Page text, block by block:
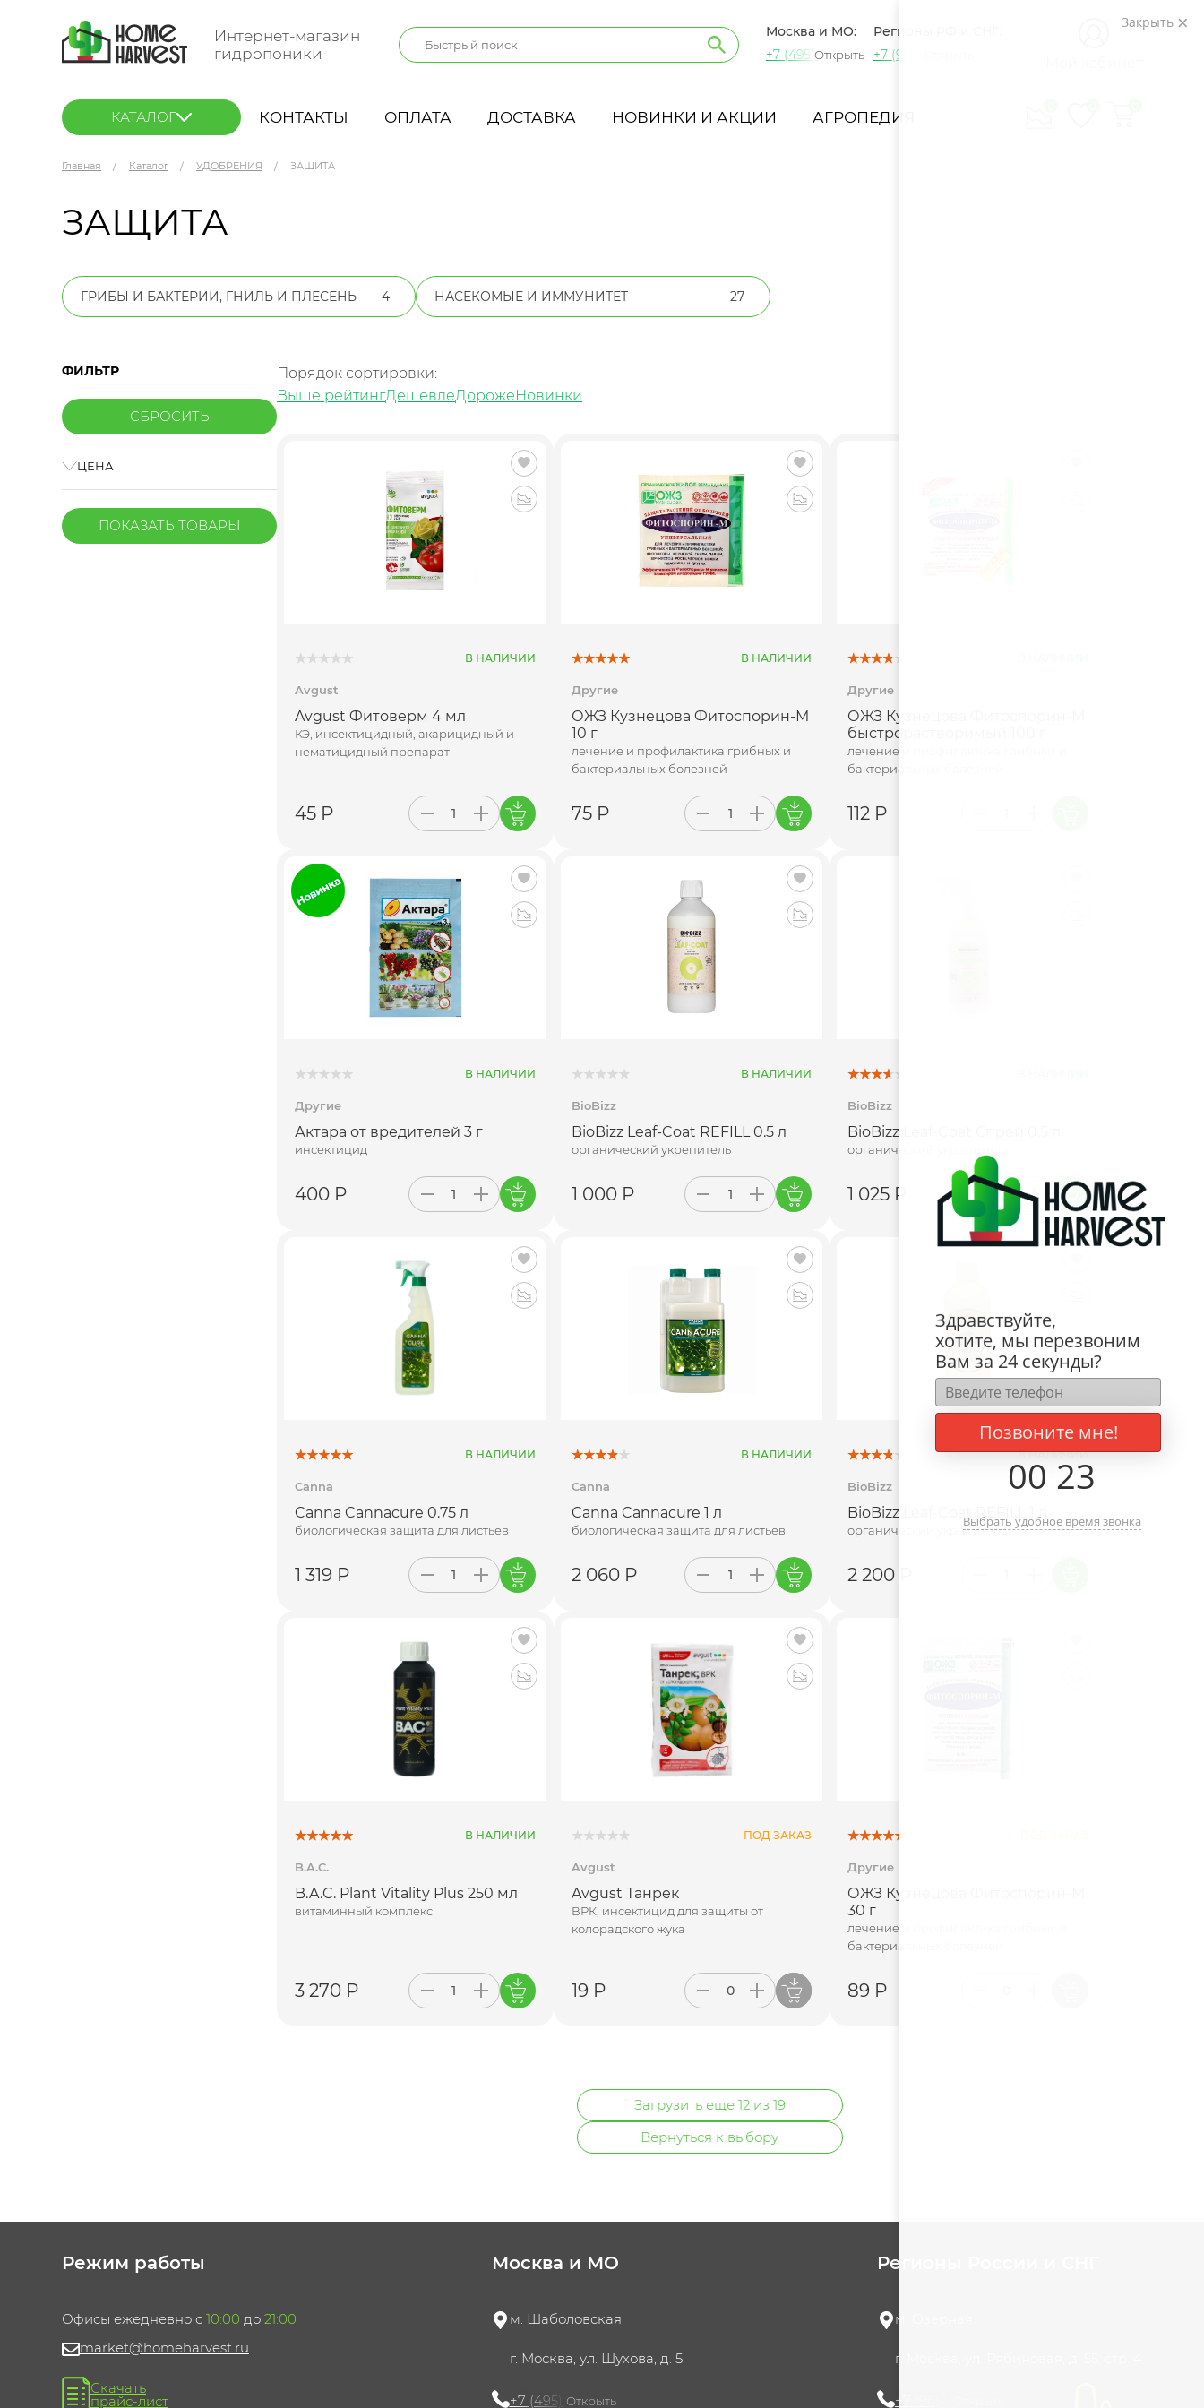
Интернет-магазин
гидропоники
Москва и МО:
+7 (495) 721-60-15
Открыть
Регионы РФ и СНГ:
+7 (965) 420-10-10
КАТАЛОГ КОНТАКТЫ ОПЛАТА ДОСТАВКА НОВИНКИ И АКЦИИ АГРОПЕДИЯ
Главная Каталог УДОБРЕНИЯ ЗАЩИТА
ЗАЩИТА
ГРИБЫ И БАКТЕРИИ, ГНИЛЬ И ПЛЕСЕНЬ 4 НАСЕКОМЫЕ И ИММУНИТЕТ 27
ФИЛЬТР
ЦЕНА
ПОКАЗАТЬ ТОВАРЫ
Порядок сортировки:
Выше рейтингДешевлеДорожеНовинки
В НАЛИЧИИ
Avgust
Avgust Фитоверм 4 мл
КЭ, инсектицидный, акарицидный и
нематицидный препарат
45 Р
В НАЛИЧИИ
Другие
ОЖЗ Кузнецова Фитоспорин-М
10 г
лечение и профилактика грибных и
бактериальных болезней
75 Р
Другие
ОЖЗ Кузнецова Фитоспорин-М
быстрорастворимый 100 г
лечение и профилактика грибных и
бактериальных болезней
112 Р
В НАЛИЧИИ
Другие
Актара от вредителей 3 г
инсектицид
400 Р
В НАЛИЧИИ
BioBizz
BioBizz Leaf-Coat REFILL 0.5 л
органический укрепитель
1 000 Р
BioBizz
BioBizz Leaf-Coat Спрей 0.5 л
органический укрепитель
1 025 Р
В НАЛИЧИИ
Canna
Canna Cannacure 0.75 л
биологическая защита для листьев
1 319 Р
В НАЛИЧИИ
Canna
Canna Cannacure 1 л
биологическая защита для листьев
2 060 Р
В НАЛИЧИИ
BioBizz
BioBizz Leaf-Coat REFILL 1 л
органический укрепитель
2 200 Р
В НАЛИЧИИ
B.A.C.
B.A.C. Plant Vitality Plus 250 мл
витаминный комплекс
3 270 Р
ПОД ЗАКАЗ
Avgust
Avgust Танрек
ВРК, инсектицид для защиты от
колорадского жука
19 Р
Другие
ОЖЗ Кузнецова Фитоспорин-М
30 г
лечение и профилактика грибных и
бактериальных болезней
89 Р
Загрузить еще 12 из 19
Вернуться к выбору
Режим работы
Офисы ежедневно с 10:00 до 21:00
market@homeharvest.ru
Скачать
прайс-лист
Москва и МО
м. Шаболовская
г. Москва, ул. Шухова, д. 5
+7 (495) 721-60-15
Открыть
Регионы России и СНГ
м. Озерная
г. Москва, ул. Рябиновая, д. 55, стр. 4
+7 (965) 420-10-10
Закрыть
Здравствуйте,
хотите, мы перезвоним
Вам за 24 секунды?
Позвоните мне!
00 23
Выбрать удобное время звонка